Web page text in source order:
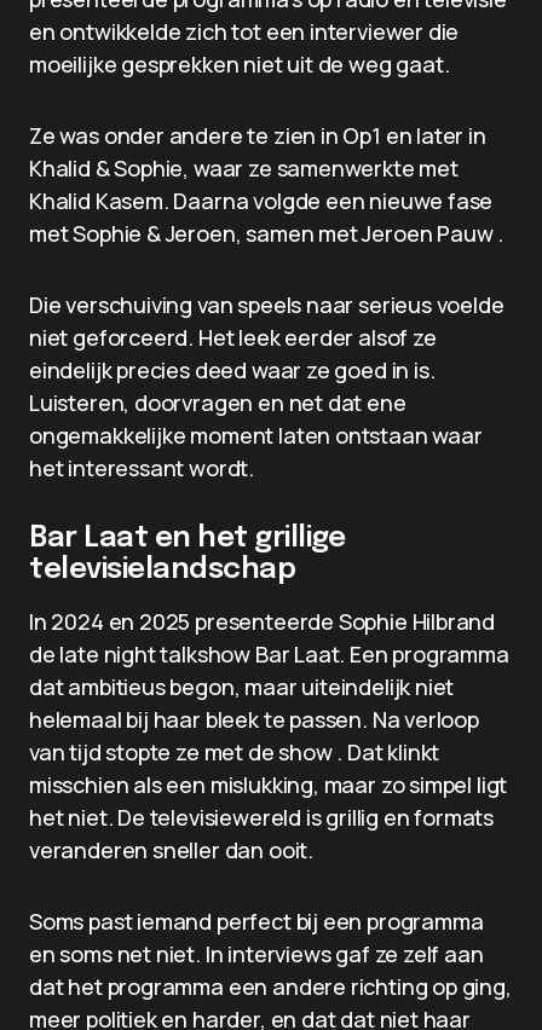
en ontwikkelde zich tot een interviewer die
moeilijke gesprekken niet uit de weg gaat.
Ze was onder andere te zien in Op1 en later in
Khalid & Sophie, waar ze samenwerkte met
Khalid Kasem. Daarna volgde een nieuwe fase
met Sophie & Jeroen, samen met Jeroen Pauw .
Die verschuiving van speels naar serieus voelde
niet geforceerd. Het leek eerder alsof ze
eindelijk precies deed waar ze goed in is.
Luisteren, doorvragen en net dat ene
ongemakkelijke moment laten ontstaan waar
het interessant wordt.
Bar Laat en het grillige
televisielandschap
In 2024 en 2025 presenteerde Sophie Hilbrand
de late night talkshow Bar Laat. Een programma
dat ambitieus begon, maar uiteindelijk niet
helemaal bij haar bleek te passen. Na verloop
van tijd stopte ze met de show . Dat klinkt
misschien als een mislukking, maar zo simpel ligt
het niet. De televisiewereld is grillig en formats
veranderen sneller dan ooit.
Soms past iemand perfect bij een programma
en soms net niet. In interviews gaf ze zelf aan
dat het programma een andere richting op ging,
meer politiek en harder, en dat dat niet haar